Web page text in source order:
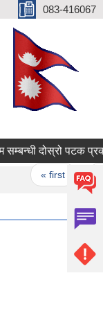
083-416067
« first ‹